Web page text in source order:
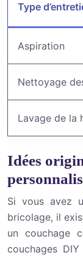
Type
Aspiration
Nettoyage
Lavage de la
Idées
Si vous avez
bricolage, il
un couchage
couchages